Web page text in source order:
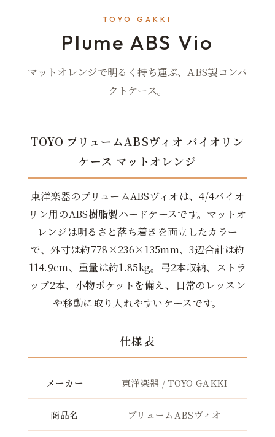
TOYO GAKKI
Plume ABS Vio
マットオレンジで明るく持ち運ぶ、ABS製コンパ
クトケース。
TOYO プリュームABSヴィオ バイオリン
ケース マットオレンジ
東洋楽器のプリュームABSヴィオは、4/4バイオ
リン用のABS樹脂製ハードケースです。マットオ
レンジは明るさと落ち着きを両立したカラー
で、外寸は約778×236×135mm、3辺合計は約
114.9cm、重量は約1.85kg。弓2本収納、ストラ
ップ2本、小物ポケットを備え、日常のレッスン
や移動に取り入れやすいケースです。
仕様表
メーカー 東洋楽器 / TOYO GAKKI
商品名 プリュームABSヴィオ